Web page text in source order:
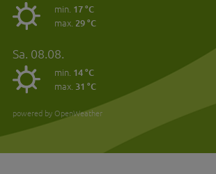
min. 17 °C
max. 29 °C
Sa. 08.08.
min. 14 °C
max.31 °C
powered by OpenWeather